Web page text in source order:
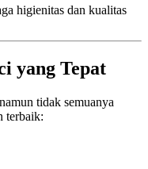
higienitas dan kualitas
yang Tepat
tidak semuanya
terbaik: